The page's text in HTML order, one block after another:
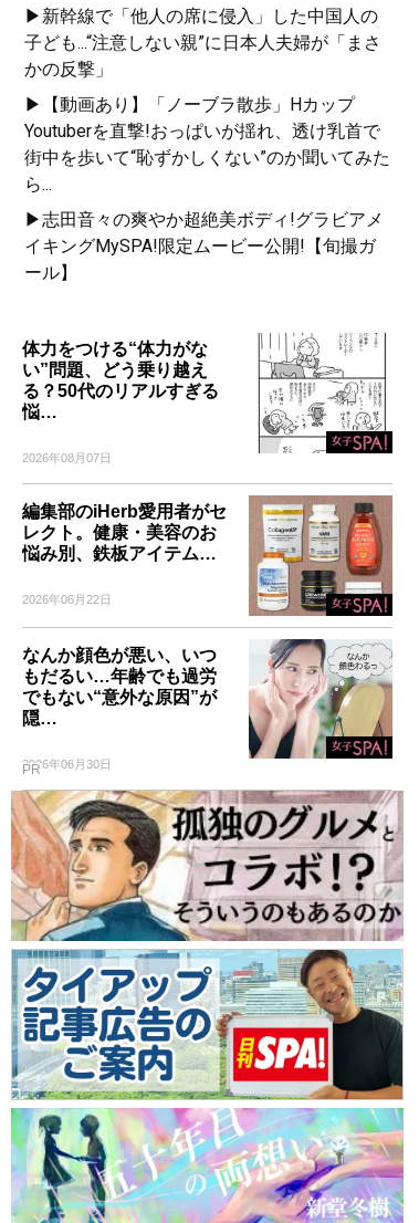
▶新幹線で「他人の席に侵入」した中国人の
子ども...“注意しない親”に日本人夫婦が「まさ
かの反撃」
▶【動画あり】「ノーブラ散歩」Hカップ
Youtuberを直撃!おっぱいが揺れ、透け乳首で
街中を歩いて“恥ずかしくない”のか聞いてみた
ら...
▶志田音々の爽やか超絶美ボディ!グラビアメ
イキングMySPA!限定ムービー公開!【旬撮ガ
ール】
体力をつける“体力がな
い”問題、どう乗り越え
る？50代のリアルすぎる
悩…
2026年08月07日
編集部のiHerb愛用者がセ
レクト。健康・美容のお
悩み別、鉄板アイテム…
2026年06月22日
なんか顔色が悪い、いつ
もだるい…年齢でも過労
でもない“意外な原因”が
隠…
2026年06月30日
PR